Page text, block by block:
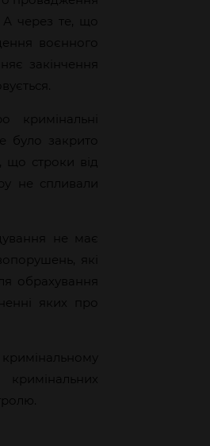
А через те, що
воєнного
закінчення
закрито
що строки від
не спливали
не має
які
обрахування
яких про